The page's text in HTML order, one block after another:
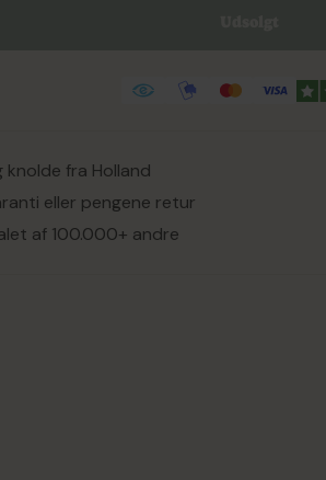
knolde fra Holland
eller pengene retur
af 100.000+ andre